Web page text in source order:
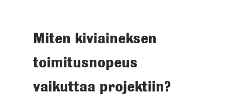
Miten kiviaineksen
toimitusnopeus
vaikuttaa projektiin?